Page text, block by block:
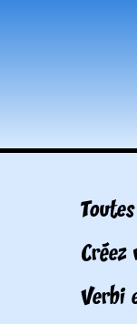
Créez
Verbi